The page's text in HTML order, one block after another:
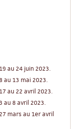
au 24 juin 2023.
au 13 mai 2023.
au 22 avril 2023.
au 8 avril 2023.
mars au 1er avril